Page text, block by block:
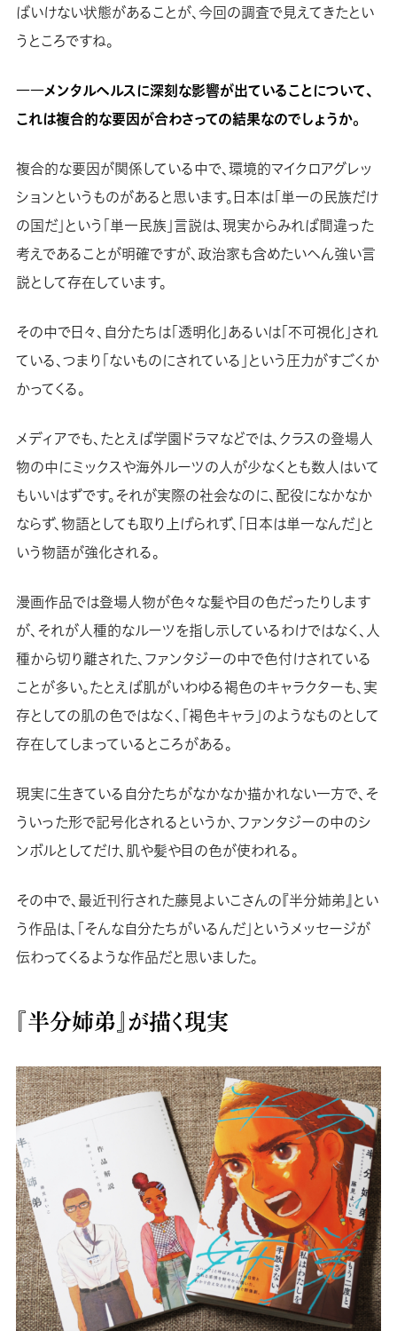
ばいけない状態があることが、今回の調査で見えてきたとい
うところですね。
――メンタルヘルスに深刻な影響が出ていることについて、
これは複合的な要因が合わさっての結果なのでしょうか。
複合的な要因が関係している中で、環境的マイクロアグレッ
ションというものがあると思います。日本は「単一の民族だけ
の国だ」という「単一民族」言説は、現実からみれば間違った
考えであることが明確ですが、政治家も含めたいへん強い言
説として存在しています。
その中で日々、自分たちは「透明化」あるいは「不可視化」され
ている、つまり「ないものにされている」という圧力がすごくか
かってくる。
メディアでも、たとえば学園ドラマなどでは、クラスの登場人
物の中にミックスや海外ルーツの人が少なくとも数人はいて
もいいはずです。それが実際の社会なのに、配役になかなか
ならず、物語としても取り上げられず、「日本は単一なんだ」と
いう物語が強化される。
漫画作品では登場人物が色々な髪や目の色だったりします
が、それが人種的なルーツを指し示しているわけではなく、人
種から切り離された、ファンタジーの中で色付けされている
ことが多い。たとえば肌がいわゆる褐色のキャラクターも、実
存としての肌の色ではなく、「褐色キャラ」のようなものとして
存在してしまっているところがある。
現実に生きている自分たちがなかなか描かれない一方で、そ
ういった形で記号化されるというか、ファンタジーの中のシ
ンボルとしてだけ、肌や髪や目の色が使われる。
その中で、最近刊行された藤見よいこさんの『半分姉弟』とい
う作品は、「そんな自分たちがいるんだ」というメッセージが
伝わってくるような作品だと思いました。
『半分姉弟』が描く現実